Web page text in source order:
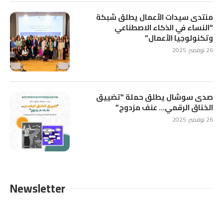
منتدى سيدات الأعمال يطلق شبكة
“النساء في الذكاء الاصطناعي
وتكنولوجيا الأعمال”
26 نوفمبر، 2025
صدى سوشال يطلق حملة “تضييق
الخناق الرقمي… عنف مزدوج”
26 نوفمبر، 2025
Newsletter